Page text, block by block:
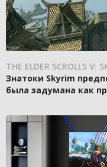
THE ELDER SCROLLS V:
Знатоки Skyrim
была задумана как